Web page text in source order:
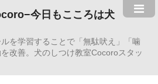
今日もこころは犬
を学習することで「無駄吠え」「噛
改善。犬のしつけ教室Cocoroスタッ